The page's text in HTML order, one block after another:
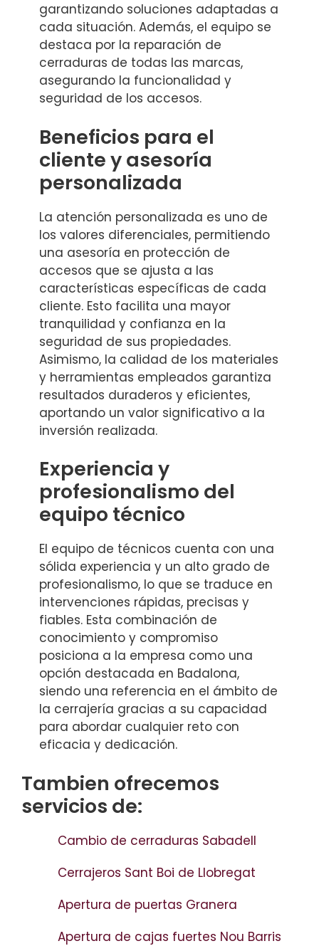
garantizando soluciones adaptadas a
cada situación. Además, el equipo se
destaca por la reparación de
cerraduras de todas las marcas,
asegurando la funcionalidad y
seguridad de los accesos.
Beneficios para el
cliente y asesoría
personalizada
La atención personalizada es uno de
los valores diferenciales, permitiendo
una asesoría en protección de
accesos que se ajusta a las
características específicas de cada
cliente. Esto facilita una mayor
tranquilidad y confianza en la
seguridad de sus propiedades.
Asimismo, la calidad de los materiales
y herramientas empleados garantiza
resultados duraderos y eficientes,
aportando un valor significativo a la
inversión realizada.
Experiencia y
profesionalismo del
equipo técnico
El equipo de técnicos cuenta con una
sólida experiencia y un alto grado de
profesionalismo, lo que se traduce en
intervenciones rápidas, precisas y
fiables. Esta combinación de
conocimiento y compromiso
posiciona a la empresa como una
opción destacada en Badalona,
siendo una referencia en el ámbito de
la cerrajería gracias a su capacidad
para abordar cualquier reto con
eficacia y dedicación.
Tambien ofrecemos
servicios de:
Cambio de cerraduras Sabadell
Cerrajeros Sant Boi de Llobregat
Apertura de puertas Granera
Apertura de cajas fuertes Nou Barris